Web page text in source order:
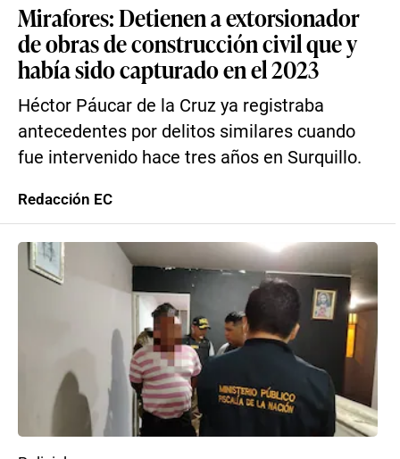
Mirafores: Detienen a extorsionador
de obras de construcción civil que y
había sido capturado en el 2023
Héctor Páucar de la Cruz ya registraba
antecedentes por delitos similares cuando
fue intervenido hace tres años en Surquillo.
Redacción EC